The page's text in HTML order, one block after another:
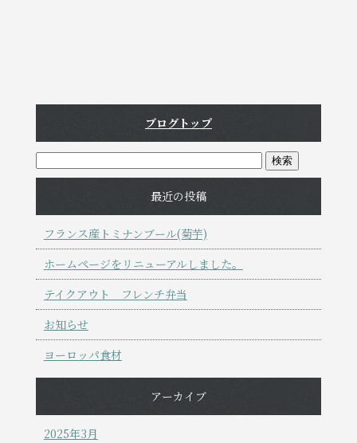
ブログトップ
最近の投稿
フランス産トミナンブール(菊芋)
ホームページをリニューアルしました。
テイクアウト フレンチ弁当
お知らせ
ヨーロッパ食材
アーカイブ
2025年3月